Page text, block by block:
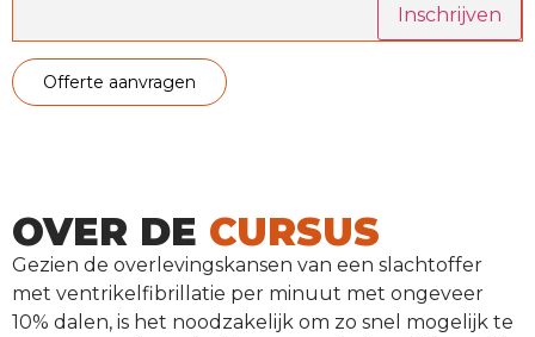
Inschrijven
offerte aanvragen
OVER DE CURSUS
Gezien de overlevingskansen van een slachtoffer
met ventrikelfibrillatie per minuut met ongeveer
10% dalen, is het noodzakelijk om zo snel mogelijk te